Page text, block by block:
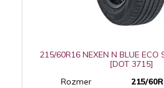
215/60R16 NEXEN N BLUE ECO
[DOT 3715]
Rozmer
215/